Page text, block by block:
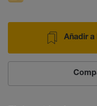
Añadir